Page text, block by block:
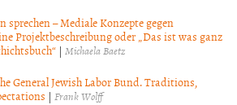
sprechen – Mediale Konzepte gegen
Projektbeschreibung oder „Das ist was ganz
| Michaela Baetz
General Jewish Labor Bund. Traditions,
| Frank Wolff